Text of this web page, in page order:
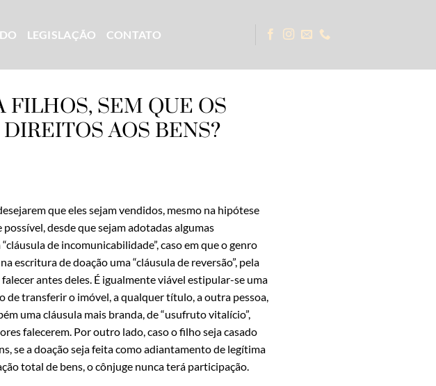
LEGISLAÇÃO CONTATO
FILHOS, SEM QUE OS
AOS BENS?
que eles sejam vendidos, mesmo na hipótese
desde que sejam adotadas algumas
de incomunicabilidade”, caso em que o genro
escritura de doação uma “cláusula de reversão”, pela
antes deles. É igualmente viável estipular-se uma
de transferir o imóvel, a qualquer título, a outra pessoa,
uma cláusula mais branda, de “usufruto vitalício”,
falecerem. Por outro lado, caso o filho seja casado
se a doação seja feita como adiantamento de legítima
total de bens, o cônjuge nunca terá participação.